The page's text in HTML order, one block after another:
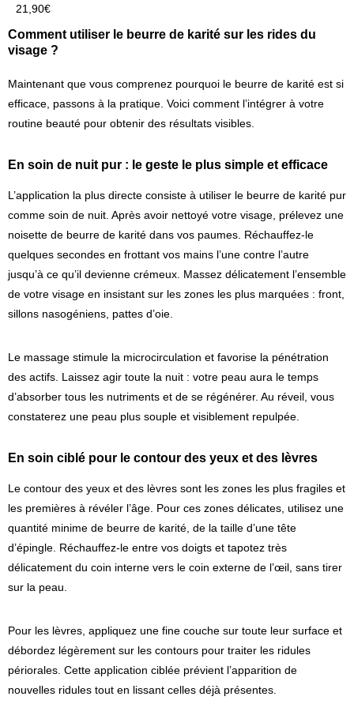
21,90€
Comment utiliser le beurre de karité sur les rides du
visage ?
Maintenant que vous comprenez pourquoi le beurre de karité est si
efficace, passons à la pratique. Voici comment l’intégrer à votre
routine beauté pour obtenir des résultats visibles.
En soin de nuit pur : le geste le plus simple et efficace
L’application la plus directe consiste à utiliser le beurre de karité pur
comme soin de nuit. Après avoir nettoyé votre visage, prélevez une
noisette de beurre de karité dans vos paumes. Réchauffez-le
quelques secondes en frottant vos mains l’une contre l’autre
jusqu’à ce qu’il devienne crémeux. Massez délicatement l’ensemble
de votre visage en insistant sur les zones les plus marquées : front,
sillons nasogéniens, pattes d’oie.
Le massage stimule la microcirculation et favorise la pénétration
des actifs. Laissez agir toute la nuit : votre peau aura le temps
d’absorber tous les nutriments et de se régénérer. Au réveil, vous
constaterez une peau plus souple et visiblement repulpée.
En soin ciblé pour le contour des yeux et des lèvres
Le contour des yeux et des lèvres sont les zones les plus fragiles et
les premières à révéler l’âge. Pour ces zones délicates, utilisez une
quantité minime de beurre de karité, de la taille d’une tête
d’épingle. Réchauffez-le entre vos doigts et tapotez très
délicatement du coin interne vers le coin externe de l’œil, sans tirer
sur la peau.
Pour les lèvres, appliquez une fine couche sur toute leur surface et
débordez légèrement sur les contours pour traiter les ridules
périorales. Cette application ciblée prévient l’apparition de
nouvelles ridules tout en lissant celles déjà présentes.